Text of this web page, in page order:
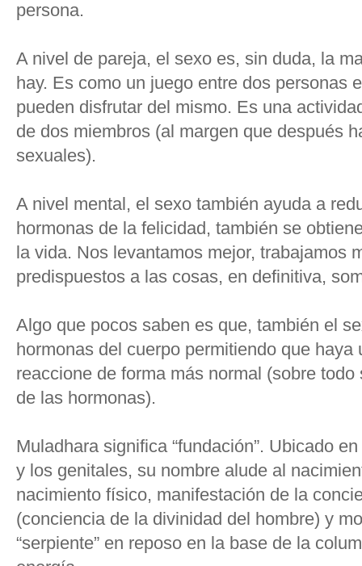
persona.
A nivel de pareja, el sexo es, sin duda, la
hay. Es como un juego entre dos personas
pueden disfrutar del mismo. Es una
de dos miembros (al margen que después
sexuales).
A nivel mental, el sexo también ayuda a
hormonas de la felicidad, también se
la vida. Nos levantamos mejor, trabajamos
predispuestos a las cosas, en definitiva,
Algo que pocos saben es que, también el
hormonas del cuerpo permitiendo que
reaccione de forma más normal (sobre
de las hormonas).
Muladhara significa “fundación”. Ubicado
y los genitales, su nombre alude al
nacimiento físico, manifestación de la
(conciencia de la divinidad del hombre) y
“serpiente” en reposo en la base de la